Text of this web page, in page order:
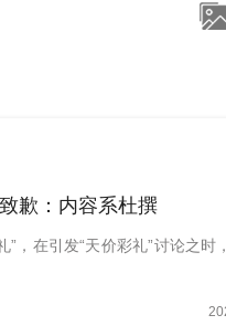
婚登记手续。男方向女方
歉：内容系杜撰
，在引发“天价彩礼”讨论之时